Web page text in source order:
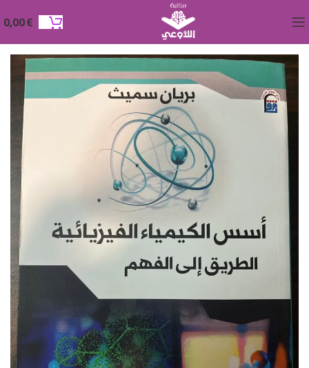
0,00€